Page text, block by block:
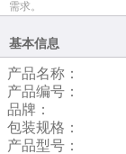
需求。
基本信息
产品名称：
产品编号：
品牌：
包装规格：
产品型号：